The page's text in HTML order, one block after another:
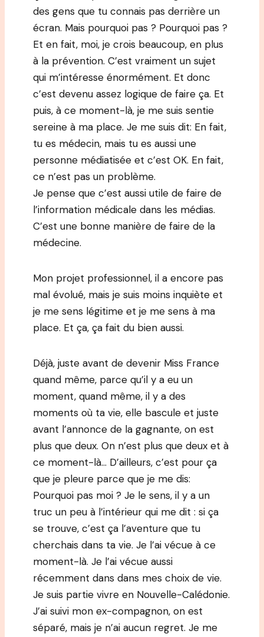
des gens que tu connais pas derrière un
écran. Mais pourquoi pas ? Pourquoi pas ?
Et en fait, moi, je crois beaucoup, en plus
à la prévention. C’est vraiment un sujet
qui m’intéresse énormément. Et donc
c’est devenu assez logique de faire ça. Et
puis, à ce moment-là, je me suis sentie
sereine à ma place. Je me suis dit: En fait,
tu es médecin, mais tu es aussi une
personne médiatisée et c’est OK. En fait,
ce n’est pas un problème.
Je pense que c’est aussi utile de faire de
l’information médicale dans les médias.
C’est une bonne manière de faire de la
médecine.
Mon projet professionnel, il a encore pas
mal évolué, mais je suis moins inquiète et
je me sens légitime et je me sens à ma
place. Et ça, ça fait du bien aussi.
Déjà, juste avant de devenir Miss France
quand même, parce qu’il y a eu un
moment, quand même, il y a des
moments où ta vie, elle bascule et juste
avant l’annonce de la gagnante, on est
plus que deux. On n’est plus que deux et à
ce moment-là… D’ailleurs, c’est pour ça
que je pleure parce que je me dis:
Pourquoi pas moi ? Je le sens, il y a un
truc un peu à l’intérieur qui me dit : si ça
se trouve, c’est ça l’aventure que tu
cherchais dans ta vie. Je l’ai vécue à ce
moment-là. Je l’ai vécue aussi
récemment dans dans mes choix de vie.
Je suis partie vivre en Nouvelle-Calédonie.
J’ai suivi mon ex-compagnon, on est
séparé, mais je n’ai aucun regret. Je me